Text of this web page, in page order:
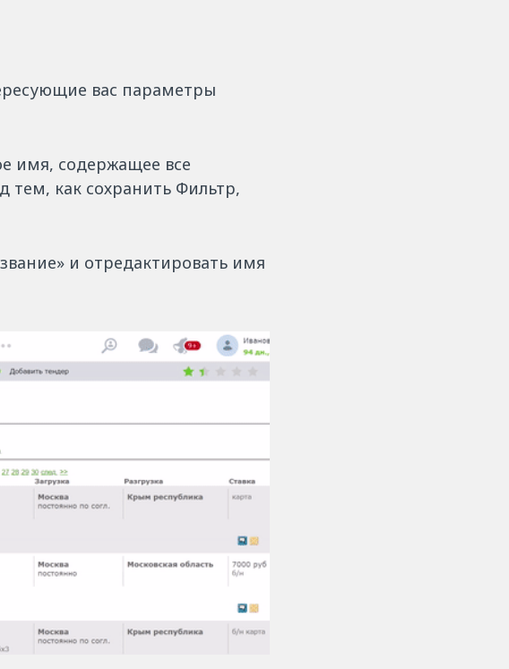
вас параметры
имя, содержащее все
как сохранить Фильтр,
и отредактировать имя